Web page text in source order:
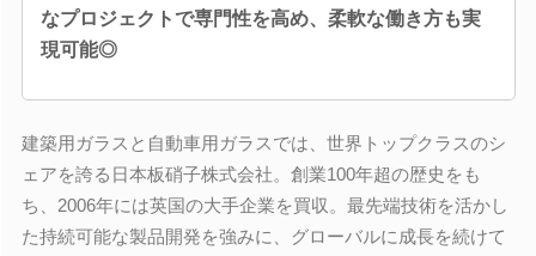
なプロジェクトで専門性を高め、柔軟な働き方も実
現可能◎
建築用ガラスと自動車用ガラスでは、世界トップクラスのシ
ェアを誇る日本板硝子株式会社。創業100年超の歴史をも
ち、2006年には英国の大手企業を買収。最先端技術を活かし
た持続可能な製品開発を強みに、グローバルに成長を続けて